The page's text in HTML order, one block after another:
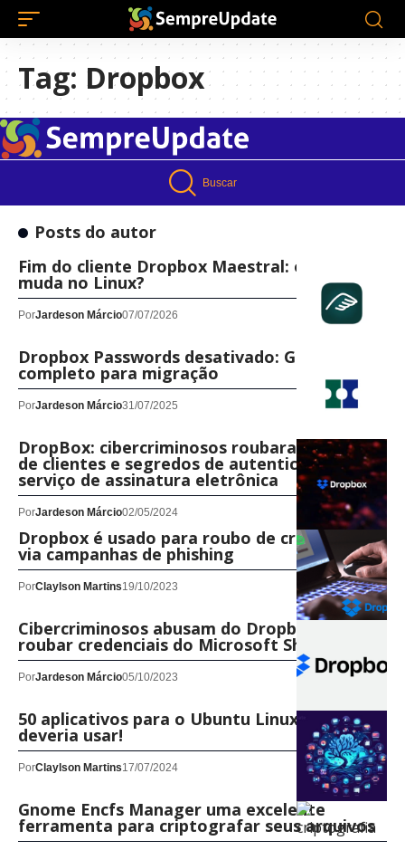
Tag: Dropbox
Buscar
Posts do autor
Fim do cliente Dropbox Maestral: o que
muda no Linux?
PorJardeson Márcio07/07/2026
Dropbox Passwords desativado: Guia
completo para migração
PorJardeson Márcio31/07/2025
DropBox: cibercriminosos roubaram dados
de clientes e segredos de autenticação do
serviço de assinatura eletrônica
PorJardeson Márcio02/05/2024
Dropbox é usado para roubo de credenciais
via campanhas de phishing
PorClaylson Martins19/10/2023
Cibercriminosos abusam do Dropbox para
roubar credenciais do Microsoft SharePoint
PorJardeson Márcio05/10/2023
50 aplicativos para o Ubuntu Linux, que você
deveria usar!
PorClaylson Martins17/07/2024
Gnome Encfs Manager uma excelente
ferramenta para criptografar seus arquivos